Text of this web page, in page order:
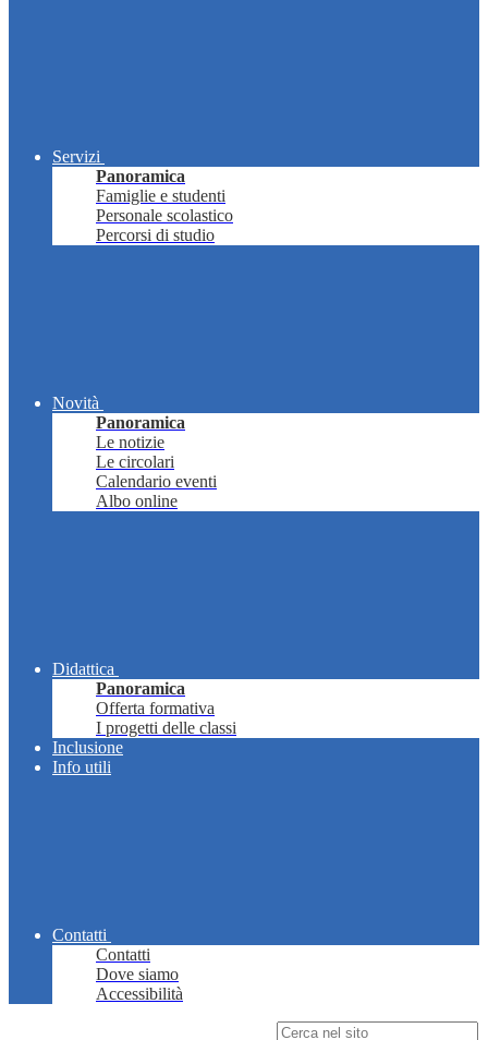
Servizi
Panoramica
Famiglie e studenti
Personale scolastico
Percorsi di studio
Novità
Panoramica
Le notizie
Le circolari
Calendario eventi
Albo online
Didattica
Panoramica
Offerta formativa
I progetti delle classi
Inclusione
Info utili
Contatti
Contatti
Dove siamo
Accessibilità